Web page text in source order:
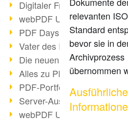
Digitaler Freigabeprozess
webPDF Update 8.0.0.2255
PDF Days Europe 2021
Vater des PDF gestorben
Die neuen PDF Standards
Alles zu PDF/A-4
PDF-Portfolio erstellen
Server-Auslastung Status-
webPDF Update 8.0.0.2229
relevanten
Standard
bevor sie in
Archivprozess
übernommen
Ausführliche